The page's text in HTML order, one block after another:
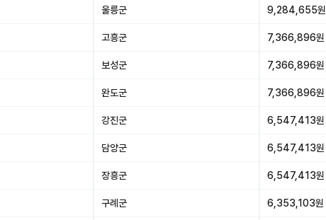
울릉군 9,284,655원
고흥군 7,366,896원
보성군 7,366,896원
완도군 7,366,896원
강진군 6,547,413원
담양군 6,547,413원
장흥군 6,547,413원
구례군 6,353,103원